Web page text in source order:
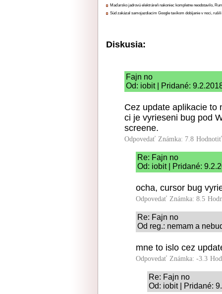
Maďarsko jadrovú elektráreň nakoniec kompletne neodstavilo,
Súd zakázal samojazdiacim Google taxíkom dobíjanie v noci,
Diskusia:
Fajn no
Od: iobit | Pridané:
Cez update aplikacie to
ci je vyrieseni bug pod
screene.
Odpovedať Známka: 7.8
Re: Fajn no
Od: iobit | Pridané:
ocha, cursor bug
Odpovedať Známka: 8.5
Re: Fajn no
Od reg.: nemam a
mne to islo cez
Odpovedať Známka: -3.3
Re: Fajn no
Od: iobit | Pridané: